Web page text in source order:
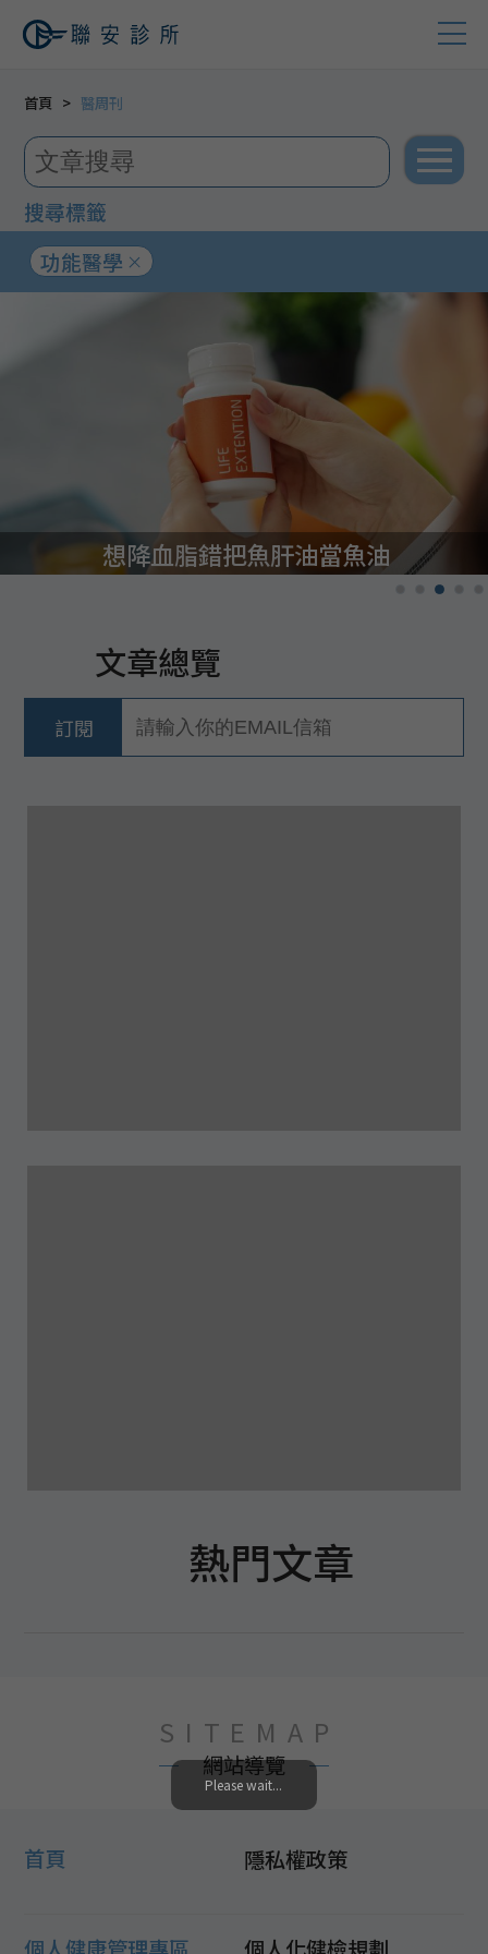
首頁 醫周刊
搜尋標籤
功能醫學
想降血脂錯把魚肝油當魚油
文章總覽
熱門文章
SITEMAP
網站導覽
首頁 隱私權政策
Please wait...